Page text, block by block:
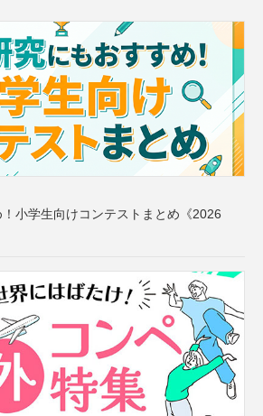
小学生向けコンテストまとめ《2026